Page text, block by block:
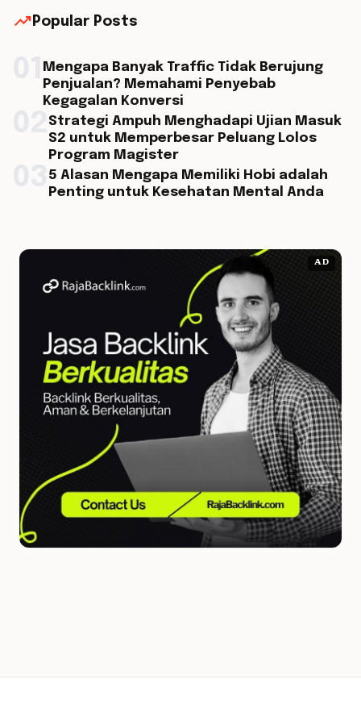
trending_up Popular Posts
Mengapa Banyak Traffic Tidak Berujung
Penjualan? Memahami Penyebab
Kegagalan Konversi
Strategi Ampuh Menghadapi Ujian Masuk
S2 untuk Memperbesar Peluang Lolos
Program Magister
5 Alasan Mengapa Memiliki Hobi adalah
Penting untuk Kesehatan Mental Anda
AD